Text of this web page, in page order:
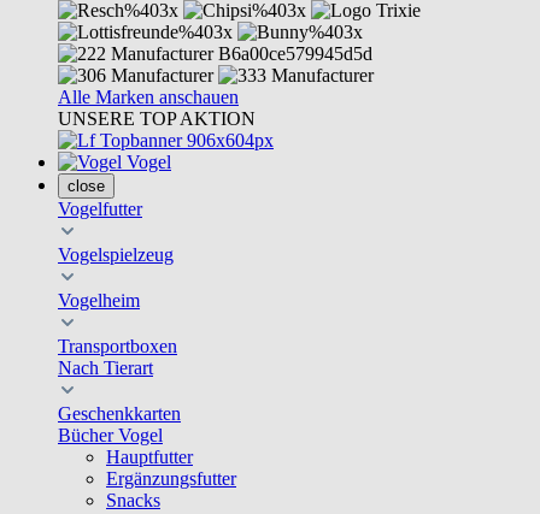
Alle Marken anschauen
UNSERE TOP AKTION
Vogel
close
Vogelfutter
Vogelspielzeug
Vogelheim
Transportboxen
Nach Tierart
Geschenkkarten
Bücher Vogel
Hauptfutter
Ergänzungsfutter
Snacks